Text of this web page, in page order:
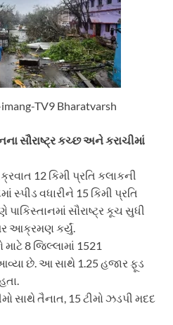
TV9 Bharatvarsh
સૌરાષ્ટ્ર કચ્છ અને કરાચીમાં
12 કિમી પ્રતિ કલાકની
વધારીને 15 કિમી પ્રતિ
સૌરાષ્ટ્ર કૂચ સુધી
આક્રમણ કર્યું.
માટે 8 જિલ્લામાં 1521
છે. આ સાથે 1.25 હજાર ફૂડ
સાથે તૈનાત, 15 ટીમો ઝડપી મદદ